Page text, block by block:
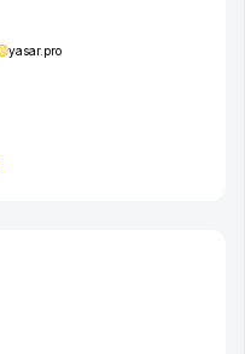
yasar.pro